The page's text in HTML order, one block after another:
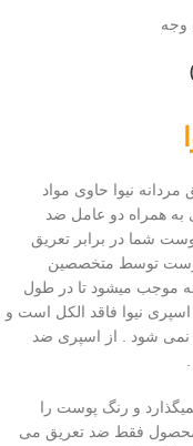
نیوا حاوی مواد
به همراه دو عامل ضد
است که تا 48 ساعت از پوست شما در برابر تعریق
پوست توسط متخصصین
موجب میشود تا در طول
نیوا فاقد الکل است و
شود . از اسپری ضد
و رنگ پوست را
محصول فقط ضد تعریق می